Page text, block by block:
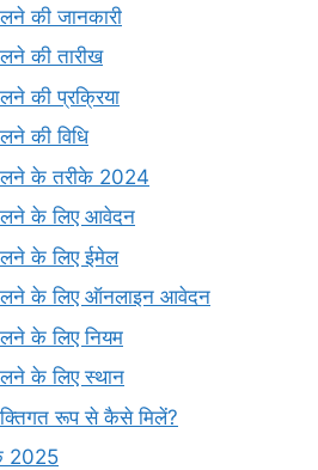
की जानकारी
की तारीख
की प्रक्रिया
की विधि
के तरीके 2024
के लिए आवेदन
के लिए ईमेल
के लिए ऑनलाइन आवेदन
के लिए नियम
के लिए स्थान
रूप से कैसे मिलें?
2025